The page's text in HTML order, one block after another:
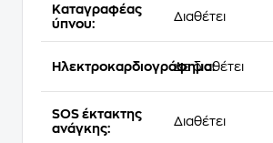
Καταγραφέας
ύπνου:
Διαθέτει
Ηλεκτροκαρδιογράφημα:
Δε διαθέτει
SOS έκτακτης
ανάγκης:
Διαθέτει